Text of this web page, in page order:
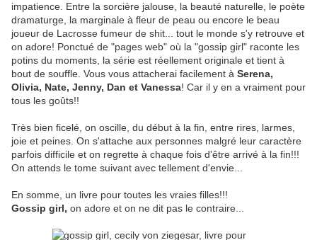
impatience. Entre la sorcière jalouse, la beauté naturelle, le poète
dramaturge, la marginale à fleur de peau ou encore le beau
joueur de Lacrosse fumeur de shit... tout le monde s'y retrouve et
on adore! Ponctué de "pages web" où la "gossip girl" raconte les
potins du moments, la série est réellement originale et tient à
bout de souffle. Vous vous attacherai facilement à Serena,
Olivia, Nate, Jenny, Dan et Vanessa! Car il y en a vraiment pour
tous les goûts!!
Très bien ficelé, on oscille, du début à la fin, entre rires, larmes,
joie et peines. On s'attache aux personnes malgré leur caractère
parfois difficile et on regrette à chaque fois d'être arrivé à la fin!!!
On attends le tome suivant avec tellement d'envie...
En somme, un livre pour toutes les vraies filles!!!
Gossip girl, on adore et on ne dit pas le contraire...